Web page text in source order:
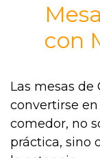
con
Las mesas de
convertirse
comedor, no
práctica, sino